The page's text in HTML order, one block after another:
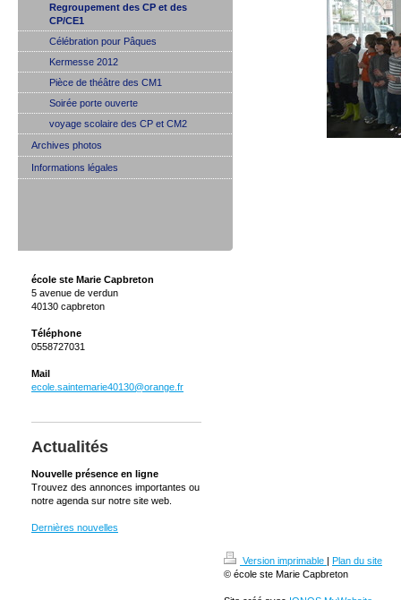
Regroupement des CP et des
CP/CE1
Célébration pour Pâques
Kermesse 2012
Pièce de théâtre des CM1
Soirée porte ouverte
voyage scolaire des CP et CM2
Archives photos
Informations légales
école ste Marie Capbreton
5 avenue de verdun
40130 capbreton
Téléphone
0558727031
Mail
ecole.saintemarie40130@orange.fr
Actualités
Nouvelle présence en ligne
Trouvez des annonces importantes ou
notre agenda sur notre site web.
Dernières nouvelles
Version imprimable | Plan du site
© école ste Marie Capbreton